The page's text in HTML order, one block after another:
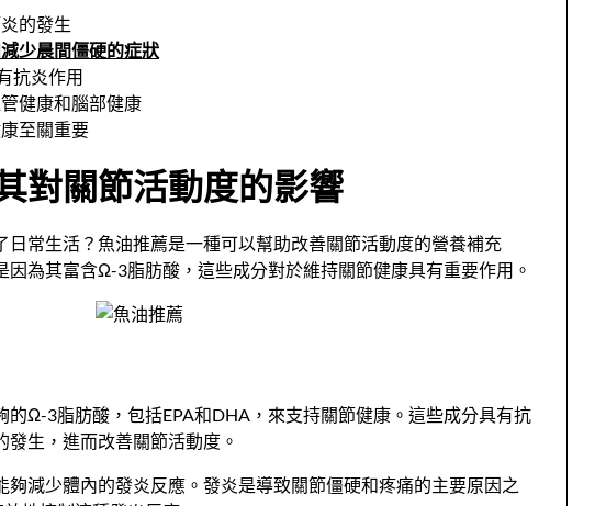
的發生
少晨間僵硬的症狀
抗炎作用
健康和腦部健康
至關重要
對關節活動度的影響
日常生活？魚油推薦是一種可以幫助改善關節活動度的營養補充
為其富含Ω-3脂肪酸，這些成分對於維持關節健康具有重要作用。
的Ω-3脂肪酸，包括EPA和DHA，來支持關節健康。這些成分具有抗
生，進而改善關節活動度。
夠減少體內的發炎反應。發炎是導致關節僵硬和疼痛的主要原因之